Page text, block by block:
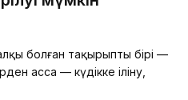
болған тақырыптың бірі —
асса — күдікке іліну,